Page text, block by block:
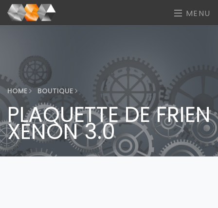
MENU
HOME BOUTIQUE
PLAQUETTE DE FRIEN
XENON 3.0